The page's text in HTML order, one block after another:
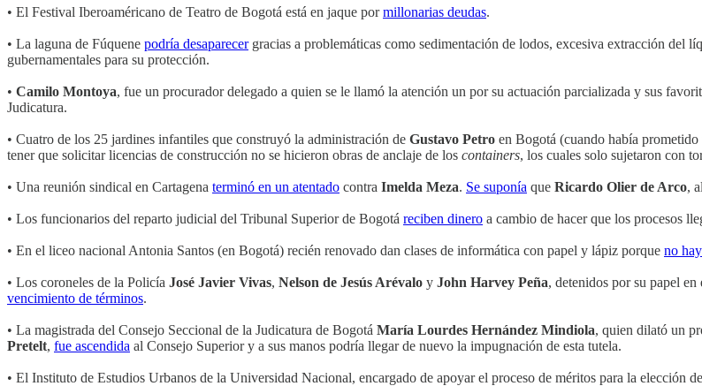
• El Festival Iberoaméricano de Teatro de Bogotá está en jaque pormillonarias deudas.
• La laguna de Fúquene podría desaparecergracias a problemáticas como sedimentación de lodos, excesiva extracción del
gubernamentales para su protección.
• Camilo Montoya, fue un procurador delegado a quien se le llamó la atención un por su actuación parcializada y sus
Judicatura.
• Cuatro de los 25 jardines infantiles que construyó la administración de Gustavo Petro en Bogotá (cuando había
tener que solicitar licencias de construcción no se hicieron obras de anclaje de los containers, los cuales solo sujetaron con
• Una reunión sindical en Cartagena terminó en un atentado contra Imelda Meza. Se suponía que Ricardo Olier de Arco,
• Los funcionarios del reparto judicial del Tribunal Superior de Bogotá reciben dinero a cambio de hacer que los procesos
• En el liceo nacional Antonia Santos (en Bogotá) recién renovado dan clases de informática con papel y lápiz porque no
• Los coroneles de la Policía José Javier Vivas, Nelson de Jesús Arévalo y John Harvey Peña, detenidos por su papel
vencimiento de términos.
• La magistrada del Consejo Seccional de la Judicatura de Bogotá María Lourdes Hernández Mindiola, quien dilató un
Pretelt, fue ascendida al Consejo Superior y a sus manos podría llegar de nuevo la impugnación de esta tutela.
• El Instituto de Estudios Urbanos de la Universidad Nacional, encargado de apoyar el proceso de méritos para la elección